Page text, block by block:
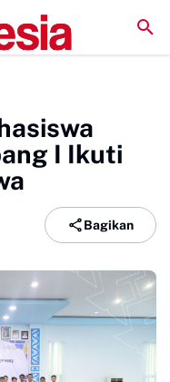
Pariwisata
I Ikuti
Bagikan